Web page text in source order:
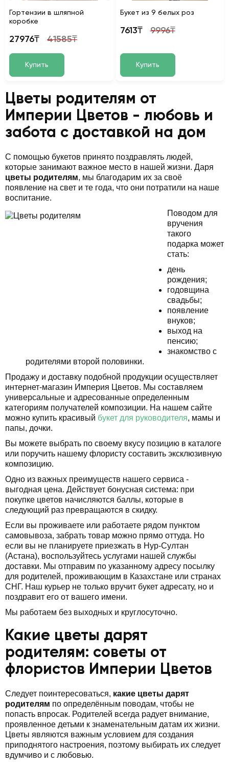
Гортензии в шляпной
коробке
27976₸ 41585₸
Купить
Букет из 9 белых роз
7613₸ 9996₸
Купить
Цветы родителям от
Империи Цветов - любовь и
забота с доставкой на дом
С помощью букетов принято поздравлять людей,
которые занимают важное место в нашей жизни. Даря
цветы родителям, мы благодарим их за своё
появление на свет и те года, что они потратили на наше
воспитание.
Поводом для
вручения
такого
подарка может
стать:
день
рождения;
годовщина
свадьбы;
появление
внуков;
выход на
пенсию;
знакомство с
родителями второй половинки.
Продажу и доставку подобной продукции осуществляет
интернет-магазин Империя Цветов. Мы составляем
универсальные и адресованные определенным
категориям получателей композиции. На нашем сайте
можно купить красивый букет для руководителя, мамы и
папы, дочки.
Вы можете выбрать по своему вкусу позицию в каталоге
или поручить нашему флористу составить эксклюзивную
композицию.
Одно из важных преимуществ нашего сервиса -
выгодная цена. Действует бонусная система: при
покупке цветов начисляются баллы, которые в
следующий раз превращаются в скидку.
Если вы проживаете или работаете рядом пунктом
самовывоза, забрать товар можно прямо оттуда. Но
если вы не планируете приезжать в Нур-Султан
(Астана), воспользуйтесь услугами нашей службы
доставки. Мы отправим по указанному адресу посылку
для родителей, проживающим в Казахстане или странах
СНГ. Наш курьер не только вручит букет адресату, но и
поздравит его от вашего имени.
Мы работаем без выходных и круглосуточно.
Какие цветы дарят
родителям: советы от
флористов Империи Цветов
Следует поинтересоваться, какие цветы дарят
родителям по определённым поводам, чтобы не
попасть впросак. Родителей всегда радует внимание,
проявленное детьми к знаменательным датам их жизни.
Цветы являются важным условием для создания
приподнятого настроения, поэтому выбирать их следует
вдумчиво и с любовью.